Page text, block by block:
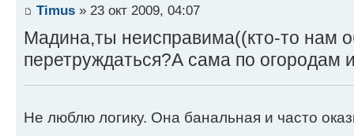
Timus » 23 окт 2009, 04:07
Мадина,ты неисправима((кто-то нам
перетруждаться?А сама по огородам
Не люблю логику. Она банальная и часто